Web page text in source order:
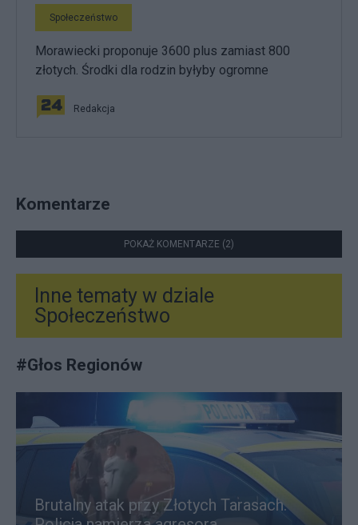
Społeczeństwo
Morawiecki proponuje 3600 plus zamiast 800
złotych. Środki dla rodzin byłyby ogromne
Redakcja
Komentarze
POKAŻ KOMENTARZE (2)
Inne tematy w dziale
Społeczeństwo
#Głos Regionów
Brutalny atak przy Złotych Tarasach.